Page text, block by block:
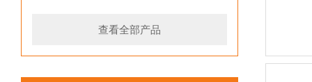
查看全部产品